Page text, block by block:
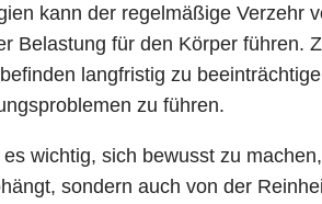
kann der regelmäßige Verzehr
Belastung für den Körper führen.
langfristig zu
zu führen.
wichtig, sich bewusst zu
sondern auch von der